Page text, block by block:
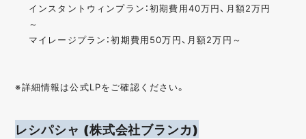
インスタントウィンプラン：初期費用40万円、月額2万円
～
マイレージプラン：初期費用50万円、月額2万円～
※詳細情報は公式LPをご確認ください。
レシパシャ (株式会社ブランカ)